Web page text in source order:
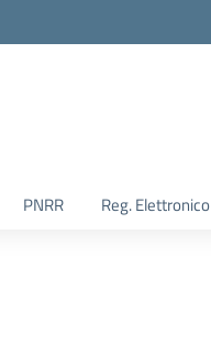
PNRR Reg. Elettronico